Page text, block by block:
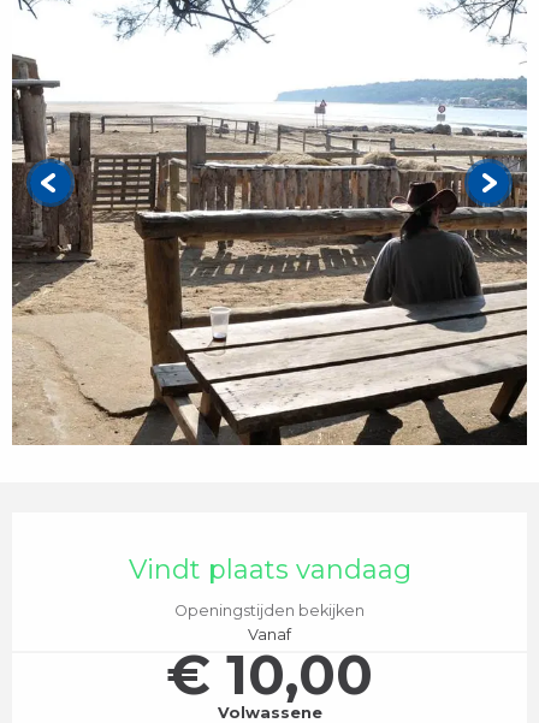
Vindt plaats vandaag
Openingstijden bekijken
Vanaf
€ 10,00
Volwassene